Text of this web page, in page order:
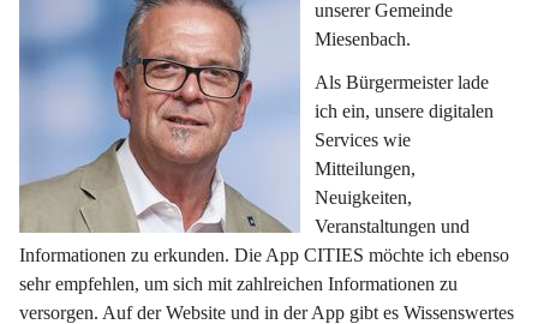
unserer Gemeinde
Miesenbach.
Als Bürgermeister lade
ich ein, unsere digitalen
Services wie
Mitteilungen,
Neuigkeiten,
Veranstaltungen und
Informationen zu erkunden. Die App CITIES möchte ich ebenso
sehr empfehlen, um sich mit zahlreichen Informationen zu
versorgen. Auf der Website und in der App gibt es Wissenswertes